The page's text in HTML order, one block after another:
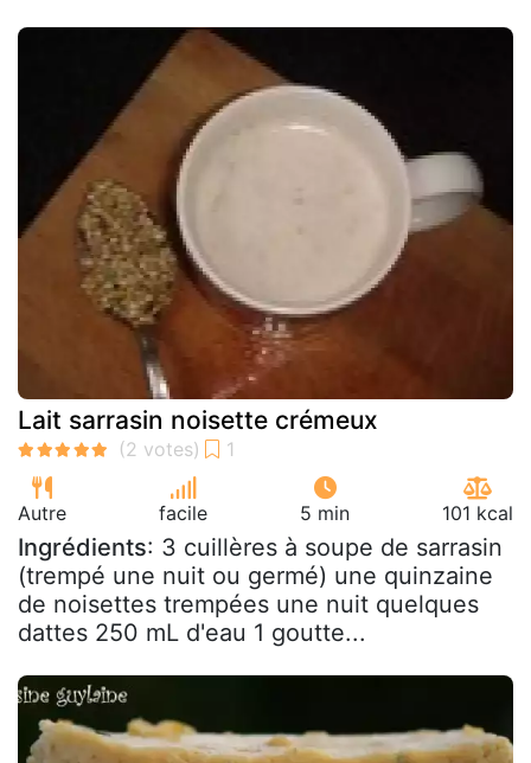
Lait sarrasin noisette crémeux
Autre facile 5 min 101 kcal
Ingrédients: 3 cuillères à soupe de sarrasin
(trempé une nuit ou germé) une quinzaine
de noisettes trempées une nuit quelques
dattes 250 mL d'eau 1 goutte...